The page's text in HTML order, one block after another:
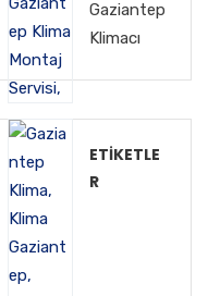
Gaziantep
Klimacı
ETIKETLE
R